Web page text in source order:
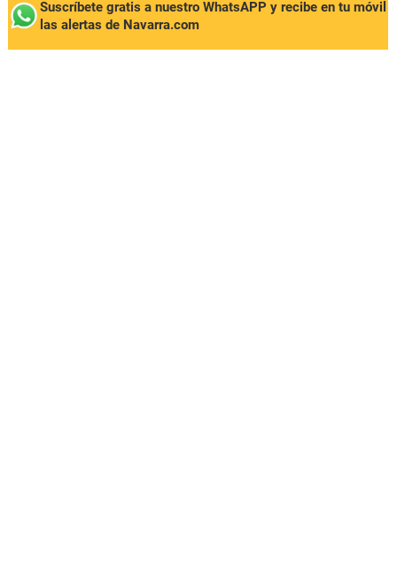
Suscríbete gratis a nuestro WhatsAPP y recibe en tu móvil
las alertas de Navarra.com